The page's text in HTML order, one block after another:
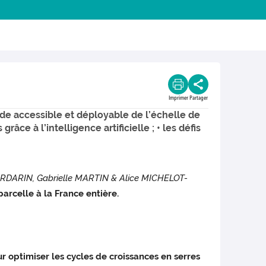
Imprimer Partager
accessible et déployable de l’échelle de
à l’intelligence artificielle ; • les défis
Gabrielle MARTIN & Alice MICHELOT-
à la France entière.
optimiser les cycles de croissances en serres